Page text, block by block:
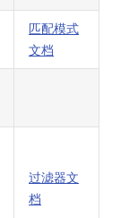
匹配模式
文档
过滤器文
档